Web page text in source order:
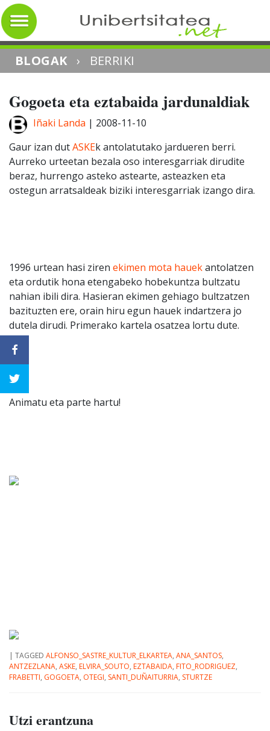
BLOGAK › BERRIKI
Gogoeta eta eztabaida jardunaldiak
Iñaki Landa | 2008-11-10
Gaur izan dutASKEk antolatutako jardueren berri.
Aurreko urteetan bezala oso interesgarriak dirudite
beraz, hurrengo asteko astearte, asteazken eta
ostegun arratsaldeak biziki interesgarriak izango dira.
1996 urtean hasi ziren ekimen mota hauekantolatzen
eta ordutik hona etengabeko hobekuntza bultzatu
nahian ibili dira. Hasieran ekimen gehiago bultzatzen
bazituzten ere, orain hiru egun hauek indartzera jo
dutela dirudi. Primerako kartela osatzea lortu dute.
Animatu eta parte hartu!
| TAGGED ALFONSO_SASTRE_KULTUR_ELKARTEA, ANA_SANTOS,
ANTZEZLANA, ASKE, ELVIRA_SOUTO, EZTABAIDA, FITO_RODRIGUEZ,
FRABETTI, GOGOETA, OTEGI, SANTI_DUÑAITURRIA, STURTZE
Utzi erantzuna